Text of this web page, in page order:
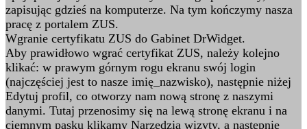
zapisując gdzieś na komputerze. Na tym kończymy nasza
pracę z portalem ZUS.
Wgranie certyfikatu ZUS do Gabinet DrWidget.
Aby prawidłowo wgrać certyfikat ZUS, należy kolejno
klikać: w prawym górnym rogu ekranu swój login
(najczęściej jest to nasze imię_nazwisko), następnie niżej
Edytuj profil, co otworzy nam nową stronę z naszymi
danymi. Tutaj przenosimy się na lewą stronę ekranu i na
ciemnym pasku klikamy Narzędzia wizyty, a następnie